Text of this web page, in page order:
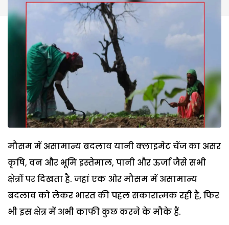
मौसम में असामान्य बदलाव यानी क्लाइमेट चेंज का असर
कृषि, वन और भूमि इस्तेमाल, पानी और ऊर्जा जैसे सभी
क्षेत्रों पर दिखता है. जहां एक ओर मौसम में असामान्य
बदलाव को लेकर भारत की पहल सकारात्मक रही है, फिर
भी इस क्षेत्र में अभी काफी कुछ करने के मौके हैं.